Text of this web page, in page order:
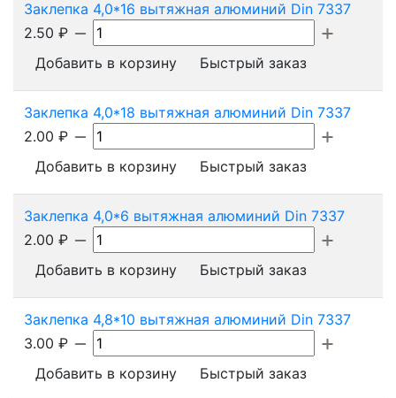
Заклепка 4,0*16 вытяжная алюминий Din 7337
2.50 ₽
Добавить в корзину
Быстрый заказ
Заклепка 4,0*18 вытяжная алюминий Din 7337
2.00 ₽
Добавить в корзину
Быстрый заказ
Заклепка 4,0*6 вытяжная алюминий Din 7337
2.00 ₽
Добавить в корзину
Быстрый заказ
Заклепка 4,8*10 вытяжная алюминий Din 7337
3.00 ₽
Добавить в корзину
Быстрый заказ